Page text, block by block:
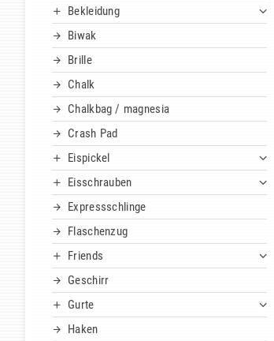
Bekleidung
Biwak
Brille
Chalk
Chalkbag / magnesia
Crash Pad
Eispickel
Eisschrauben
Expressschlinge
Flaschenzug
Friends
Geschirr
Gurte
Haken